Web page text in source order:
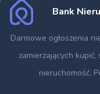
Bank
Darmowe ogłoszenia
zamierzających
nieruchomość.